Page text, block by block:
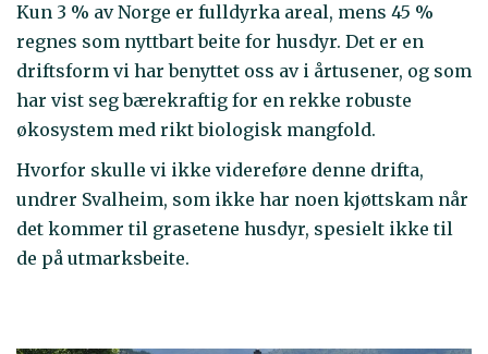
Kun 3 % av Norge er fulldyrka areal, mens 45 %
regnes som nyttbart beite for husdyr. Det er en
driftsform vi har benyttet oss av i årtusener, og som
har vist seg bærekraftig for en rekke robuste
økosystem med rikt biologisk mangfold.
Hvorfor skulle vi ikke videreføre denne drifta,
undrer Svalheim, som ikke har noen kjøttskam når
det kommer til grasetene husdyr, spesielt ikke til
de på utmarksbeite.